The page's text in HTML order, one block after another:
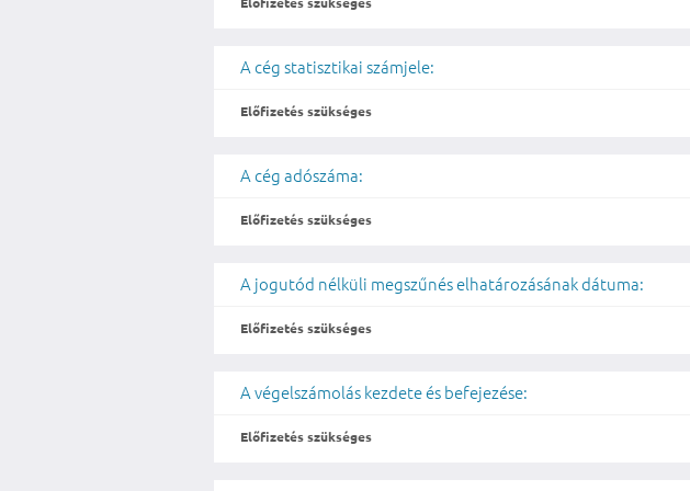
A cég statisztikai számjele:
Előfizetés szükséges
A cég adószáma:
Előfizetés szükséges
A jogutód nélküli megszűnés elhatározásának dátuma:
Előfizetés szükséges
A végelszámolás kezdete és befejezése:
Előfizetés szükséges